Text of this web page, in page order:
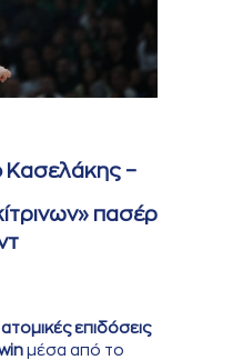
Κασελάκης –
πασέρ
επιδόσεις
μέσα από το